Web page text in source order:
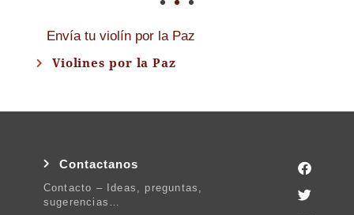
Envía tu violín por la Paz
Violines por la Paz
Contactanos
Contacto – Ideas, preguntas,
sugerencias…